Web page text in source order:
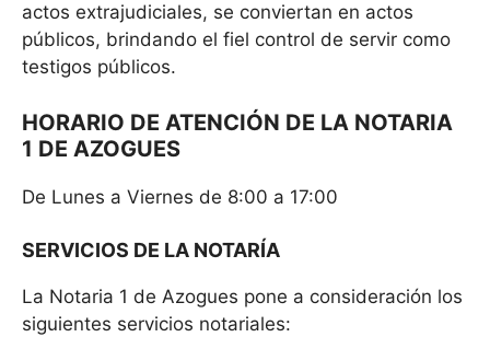
actos extrajudiciales, se conviertan en actos
públicos, brindando el fiel control de servir como
testigos públicos.
HORARIO DE ATENCIÓN DE LA NOTARIA
1 DE AZOGUES
De Lunes a Viernes de 8:00 a 17:00
SERVICIOS DE LA NOTARÍA
La Notaria 1 de Azogues pone a consideración los
siguientes servicios notariales: